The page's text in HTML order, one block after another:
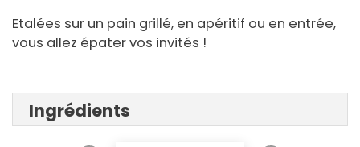
Etalées sur un pain grillé, en apéritif ou en entrée,
vous allez épater vos invités !
Ingrédients